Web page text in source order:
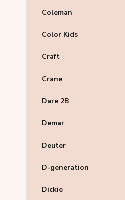
Coleman
Color Kids
Craft
Crane
Dare 2B
Demar
Deuter
D-generation
Dickie